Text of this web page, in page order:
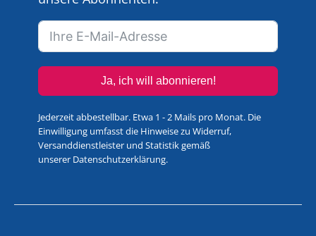
Ja, ich will abonnieren!
Jederzeit abbestellbar. Etwa 1 - 2 Mails pro Monat. Die
Einwilligung umfasst die Hinweise zu Widerruf,
Versanddienstleister und Statistik gemäß
unserer Datenschutzerklärung.